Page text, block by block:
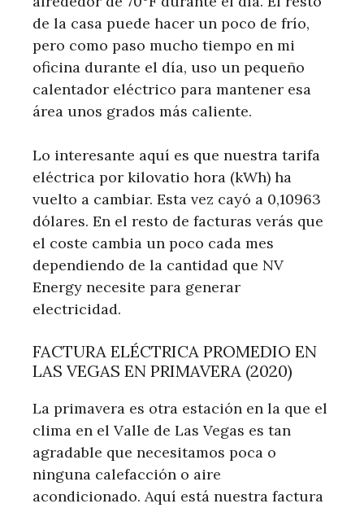
de la casa puede hacer un poco de frío,
pero como paso mucho tiempo en mi
oficina durante el día, uso un pequeño
calentador eléctrico para mantener esa
área unos grados más caliente.
Lo interesante aquí es que nuestra tarifa
eléctrica por kilovatio hora (kWh) ha
vuelto a cambiar. Esta vez cayó a 0,10963
dólares. En el resto de facturas verás que
el coste cambia un poco cada mes
dependiendo de la cantidad que NV
Energy necesite para generar
electricidad.
FACTURA ELÉCTRICA PROMEDIO EN
LAS VEGAS EN PRIMAVERA (2020)
La primavera es otra estación en la que el
clima en el Valle de Las Vegas es tan
agradable que necesitamos poca o
ninguna calefacción o aire
acondicionado. Aquí está nuestra factura